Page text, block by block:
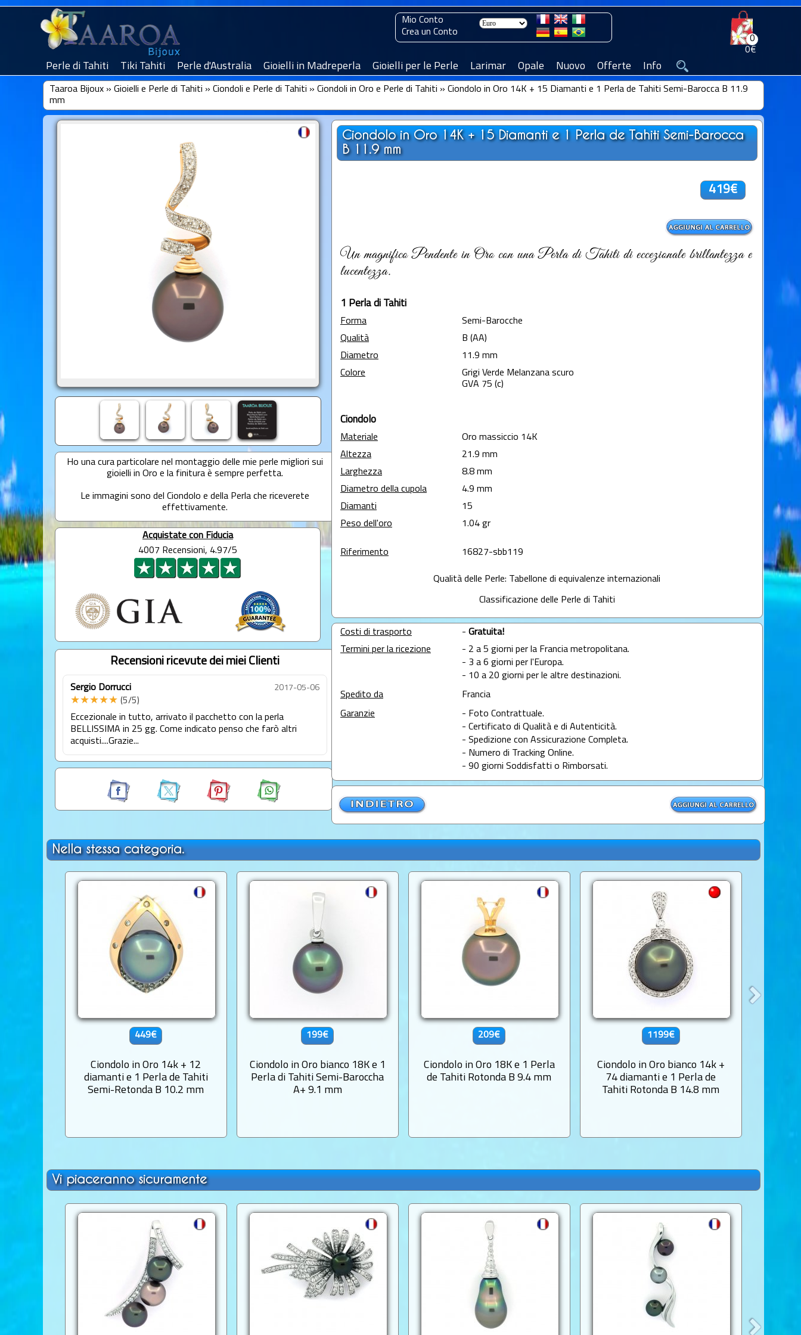
0
0€
Mio Conto
Crea un Conto
Perle di Tahiti Tiki Tahiti Perle d'Australia Gioielli in Madreperla Gioielli per le Perle Larimar Opale Nuovo Offerte Info
Taaroa Bijoux» Gioielli e Perle di Tahiti » Ciondoli e Perle di Tahiti » Ciondoli in Oro e Perle di Tahiti » Ciondolo in Oro 14K + 15 Diamanti e 1 Perla de Tahiti Semi-Barocca B 11.9
mm
Ho una cura particolare nel montaggio delle mie perle migliori sui
gioielli in Oro e la finitura è sempre perfetta.
Le immagini sono del Ciondolo e della Perla che riceverete
effettivamente.
Acquistate con Fiducia
4007 Recensioni, 4.97/5
Recensioni ricevute dei miei Clienti
Sergio Dorrucci 2017-05-06
★★★★★ (5/5)
Eccezionale in tutto, arrivato il pacchetto con la perla
BELLISSIMA in 25 gg. Come indicato penso che farò altri
acquisti....Grazie...
Ciondolo in Oro 14K + 15 Diamanti e 1 Perla de Tahiti Semi-Barocca
B 11.9 mm
419€
Un magnifico Pendente in Oro con una Perla di Tahiti di eccezionale brillantezza e
lucentezza.
1 Perla di Tahiti
Forma
Semi-Barocche
Qualità
B (AA)
Diametro
11.9 mm
Colore
Grigi Verde Melanzana scuro
GVA 75 (c)
Ciondolo
Materiale
Oro massiccio 14K
Altezza
21.9 mm
Larghezza
8.8 mm
Diametro della cupola
4.9 mm
Diamanti
15
Peso dell'oro
1.04 gr
Riferimento 16827-sbb119
Qualità delle Perle: Tabellone di equivalenze internazionali
Classificazione delle Perle di Tahiti
Costi di trasporto - Gratuita!
Termini per la ricezione
- 2 a 5 giorni per la Francia metropolitana.
- 3 a 6 giorni per l'Europa.
- 10 a 20 giorni per le altre destinazioni.
Spedito da
Francia
Garanzie
- Foto Contrattuale.
- Certificato di Qualità e di Autenticità.
- Spedizione con Assicurazione Completa.
- Numero di Tracking Online.
- 90 giorni Soddisfatti o Rimborsati.
Nella stessa categoria.
449€
Ciondolo in Oro 14k + 12
diamanti e 1 Perla de Tahiti
Semi-Retonda B 10.2 mm
199€
Ciondolo in Oro bianco 18K e 1
Perla di Tahiti Semi-Baroccha
A+ 9.1 mm
209€
Ciondolo in Oro 18K e 1 Perla
de Tahiti Rotonda B 9.4 mm
1199€
Ciondolo in Oro bianco 14k +
74 diamanti e 1 Perla de
Tahiti Rotonda B 14.8 mm
Vi piaceranno sicuramente